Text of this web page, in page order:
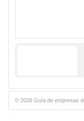
© 2026 Guía de empresas